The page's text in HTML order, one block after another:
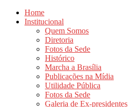
Home
Institucional
Quem Somos
Diretoria
Fotos da Sede
Histórico
Marcha a Brasília
Publicações na Mídia
Utilidade Pública
Fotos da Sede
Galeria de Ex-presidentes